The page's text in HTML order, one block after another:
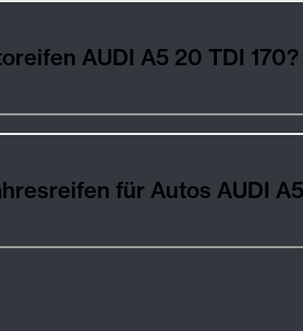
Wie wählt man die besten Autoreifen AUDI A5 20 TDI 170?
Winter-,